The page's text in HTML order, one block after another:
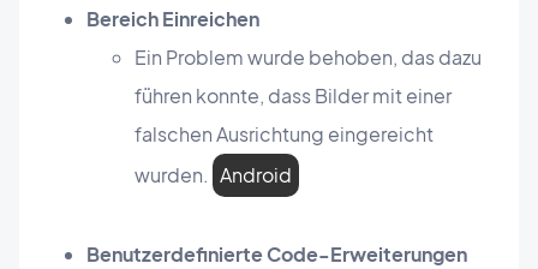
Bereich Einreichen
Ein Problem wurde behoben, das dazu
führen konnte, dass Bilder mit einer
falschen Ausrichtung eingereicht
wurden. Android
Benutzerdefinierte Code-Erweiterungen